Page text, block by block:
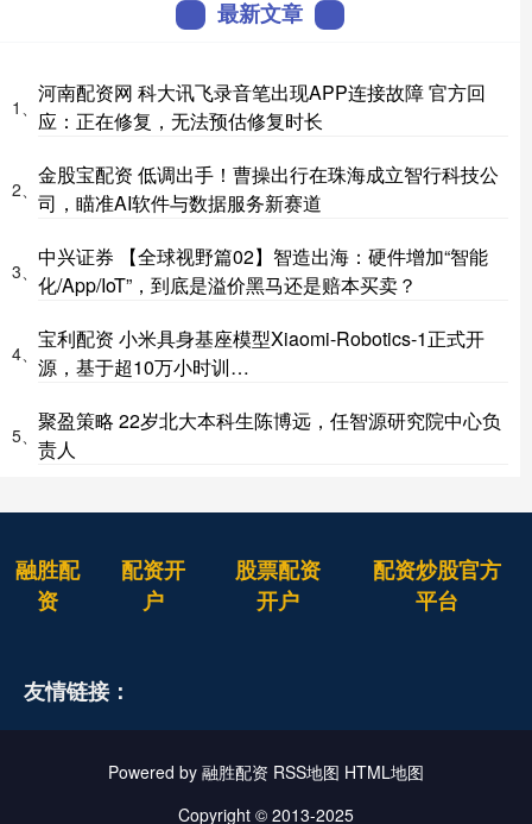
最新文章
1、
河南配资网 科大讯飞录音笔出现APP连接故障 官方回
应：正在修复，无法预估修复时长
2、
金股宝配资 低调出手！曹操出行在珠海成立智行科技公
司，瞄准AI软件与数据服务新赛道
3、
中兴证券 【全球视野篇02】智造出海：硬件增加“智能
化/App/IoT”，到底是溢价黑马还是赔本买卖？
4、
宝利配资 小米具身基座模型Xiaomi-Robotics-1正式开
源，基于超10万小时训…
5、
聚盈策略 22岁北大本科生陈博远，任智源研究院中心负
责人
融胜配
资
配资开
户
股票配资
开户
配资炒股官方
平台
友情链接：
Powered by 融胜配资 RSS地图 HTML地图
Copyright © 2013-2025